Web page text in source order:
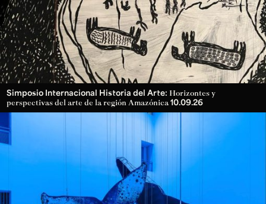
Simposio Internacional Historia del Arte: Horizontes y
perspectivas del arte de la región Amazónica 10.09.26